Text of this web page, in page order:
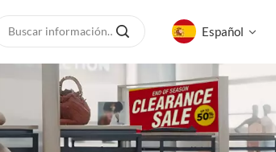
Español
English
русский